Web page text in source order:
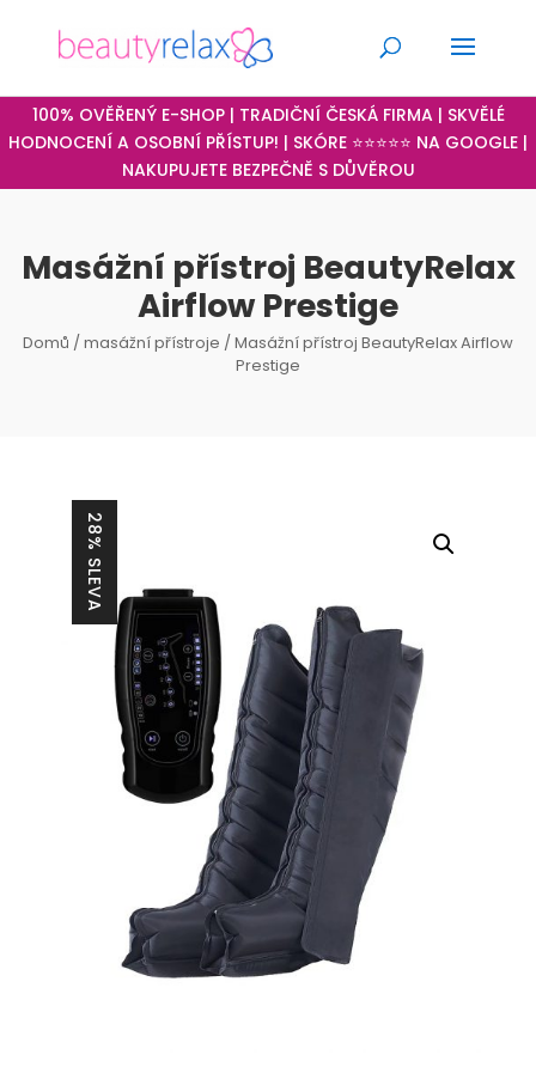
100% OVĚŘENÝ E-SHOP | TRADIČNÍ ČESKÁ FIRMA | SKVĚLÉ
HODNOCENÍ A OSOBNÍ PŘÍSTUP! | SKÓRE ⭐⭐⭐⭐⭐ NA GOOGLE |
NAKUPUJETE BEZPEČNĚ S DŮVĚROU
Masážní přístroj BeautyRelax
Airflow Prestige
Domů /masážní přístroje / Masážní přístroj BeautyRelax Airflow
Prestige
28% SLEVA